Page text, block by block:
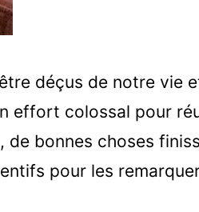
déçus de notre vie
effort colossal pour
de bonnes choses
pour les